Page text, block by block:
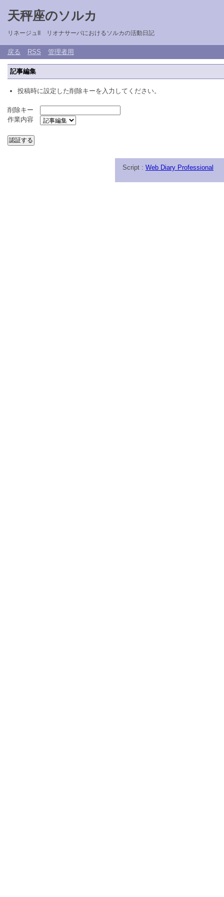
天秤座のソルカ
リネージュII リオナサーバにおけるソルカの活動日記
戻る RSS 管理者用
記事編集
投稿時に設定した削除キーを入力してください。
削除キー
作業内容
Script : Web Diary Professional